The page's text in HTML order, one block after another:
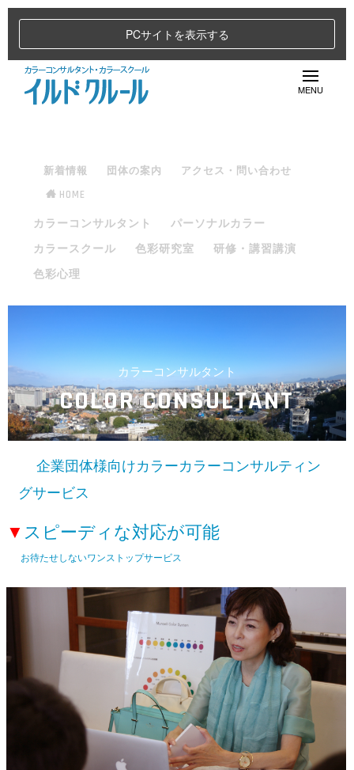
PCサイトを表示する
新着情報 団体の案内
アクセス・問い合わせ
HOME
カラーコンサルタント
パーソナルカラー
カラースクール
色彩研究室
研修・講習講演
色彩心理
カラーコンサルタント
COLOR CONSULTANT
企業団体様向けカラーカラーコンサルティン
グサービス
▼ スピーディな対応が可能
お待たせしないワンストップサービス